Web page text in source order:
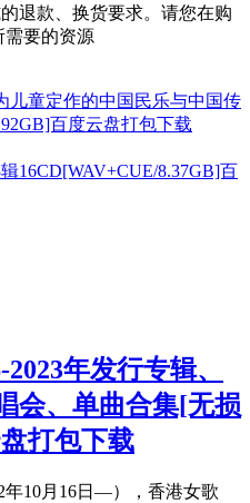
退款、换货要求。请您在购
需要的资源
儿童定作的中国民乐与中国传
百度云盘打包下载
16CD[WAV+CUE/8.37GB]百
年发行专辑、
会、单曲合集[无损
打包下载
年10月16日—），香港女歌